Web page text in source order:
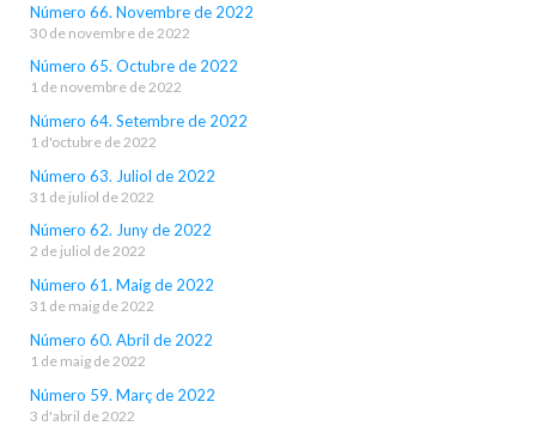
Número 66. Novembre de 2022
30 de novembre de 2022
Número 65. Octubre de 2022
1 de novembre de 2022
Número 64. Setembre de 2022
1 d'octubre de 2022
Número 63. Juliol de 2022
31 de juliol de 2022
Número 62. Juny de 2022
2 de juliol de 2022
Número 61. Maig de 2022
31 de maig de 2022
Número 60. Abril de 2022
1 de maig de 2022
Número 59. Març de 2022
3 d'abril de 2022